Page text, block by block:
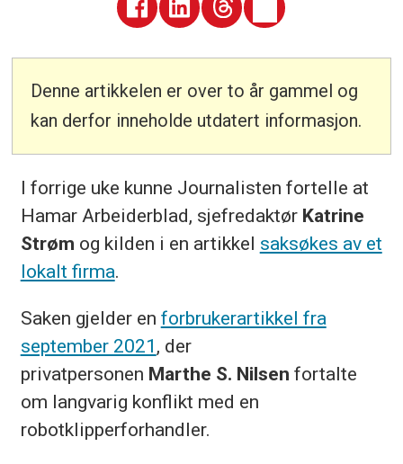
Denne artikkelen er over to år gammel og
kan derfor inneholde utdatert informasjon.
I forrige uke kunne Journalisten fortelle at
Hamar Arbeiderblad, sjefredaktør Katrine
Strøm og kilden i en artikkel saksøkes av et
lokalt firma.
Saken gjelder en forbrukerartikkel fra
september 2021 , der
privatpersonen Marthe S. Nilsen fortalte
om langvarig konflikt med en
robotklipperforhandler.